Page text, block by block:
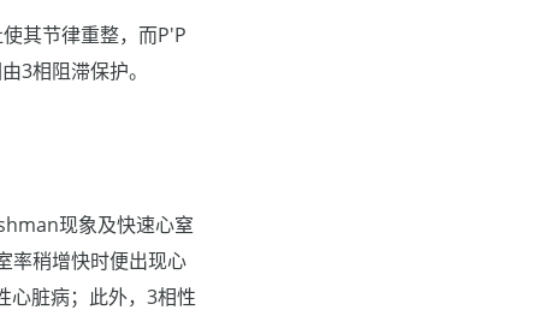
其节律重整，而P'P
3相阻滞保护。
现象及快速心窒
率稍增快时便出现心
心脏病；此外，3相性